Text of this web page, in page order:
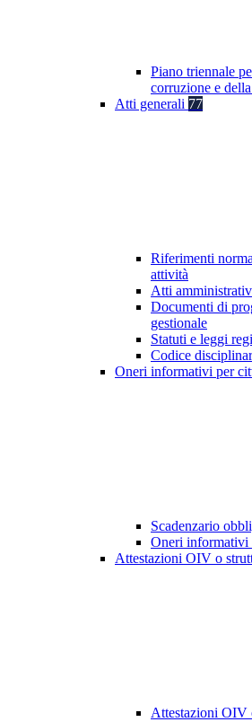
Piano triennale
corruzione e
Atti generali 77
Riferimenti
attività
Atti
Documenti di
gestionale
Statuti e leggi
Codice
Oneri informativi per
Scadenzario
Oneri informativi
Attestazioni OIV o
Attestazioni OIV